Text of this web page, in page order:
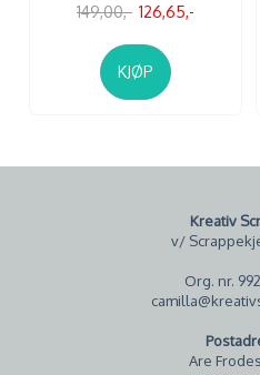
149,00,- 126,65,-
KJØP
Kreativ
v/
Org. nr.
Are